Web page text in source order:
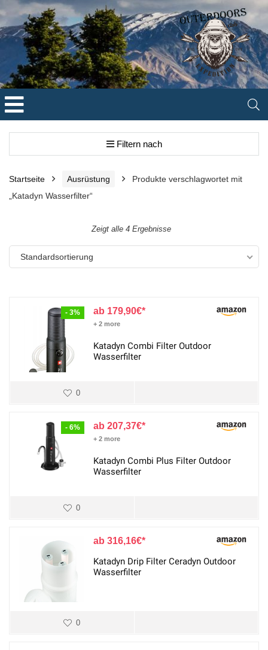
Filtern nach
Startseite Ausrüstung
Produkte verschlagwortet mit
„Katadyn Wasserfilter“
Zeigt alle 4 Ergebnisse
Standardsortierung
- 3% 179,90€
+ 2 more
Katadyn Combi Filter Outdoor
Wasserfilter
0
- 6% 207,37€
+ 2 more
Katadyn Combi Plus Filter Outdoor
Wasserfilter
0
316,16€
Katadyn Drip Filter Ceradyn Outdoor
Wasserfilter
0